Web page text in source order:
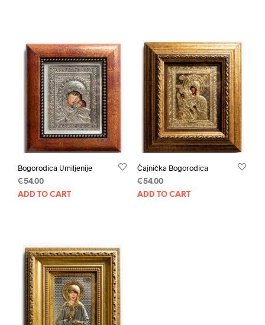
Bogorodica Umiljenije
€54.00
ADD TO CART
Čajnička Bogorodica
€54.00
ADD TO CART